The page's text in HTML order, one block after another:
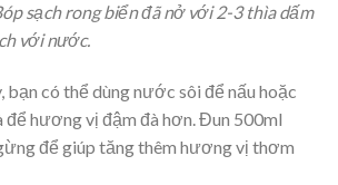
sạch rong biển đã nở với 2-3 thìa dấm
với nước.
bạn có thể dùng nước sôi để nấu hoặc
để hương vị đậm đà hơn. Đun 500ml
để giúp tăng thêm hương vị thơm